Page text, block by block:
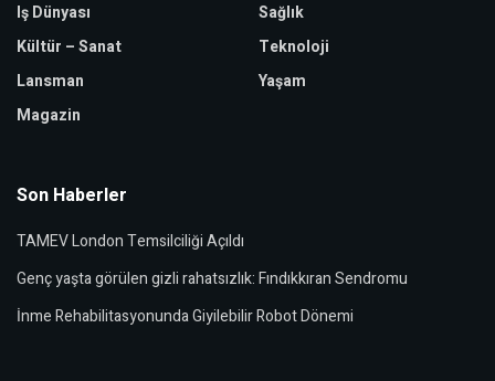
Iş Dünyası
Kültür – Sanat
Lansman
Magazin
Sağlık
Teknoloji
Yaşam
Son Haberler
TAMEV London Temsilciliği Açıldı
Genç yaşta görülen gizli rahatsızlık: Fındıkkıran Sendromu
İnme Rehabilitasyonunda Giyilebilir Robot Dönemi